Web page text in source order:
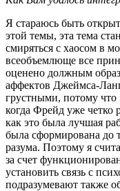
Я стараюсь быть
этой темы, эта тема
смиряться с хаосом в
всеобъемлюще все
оценено должным
аффектов Джеймса-
грустными, потому что
когда Фрейд уже
как это была лучшая
была сформирована до
разума. Поэтому я
за счет
установить связь с
подразумевают также